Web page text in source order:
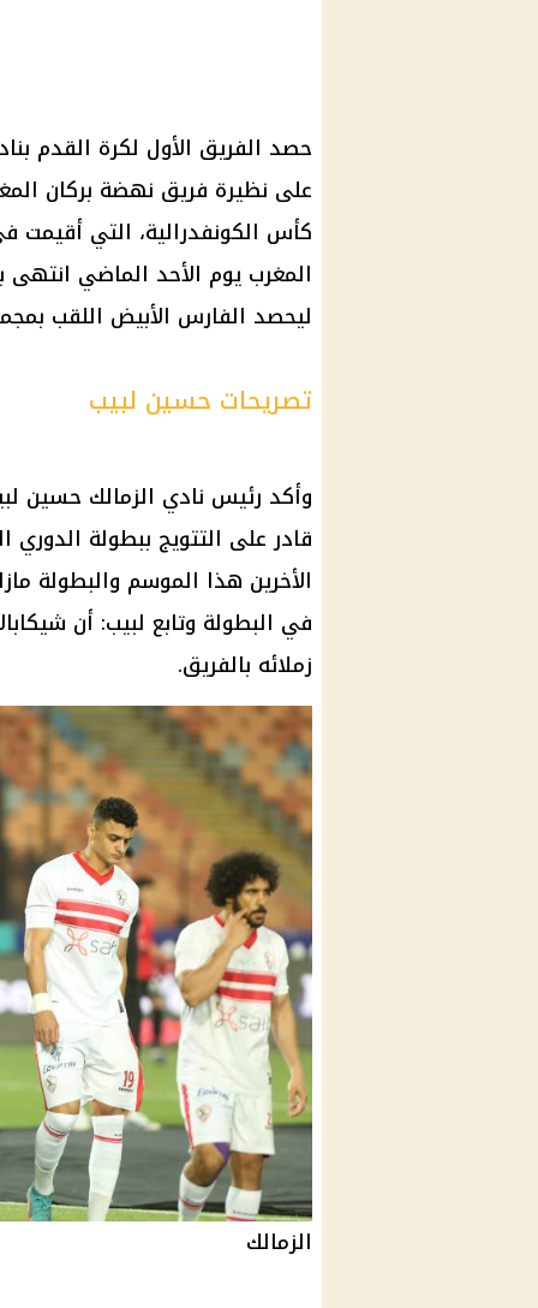
حصد الفريق الأول لكرة القدم
على نظيرة فريق نهضة بركان
كأس الكونفدرالية، التي أقيمت
المغرب يوم الأحد الماضي
ليحصد الفارس الأبيض اللقب
تصريحات حسين لبيب
وأكد رئيس نادي الزمالك حسين
قادر على التتويج ببطولة
الأخرين هذا الموسم والبطولة
في البطولة وتابع لبيب: أن
زملائه بالفريق.
الزمالك